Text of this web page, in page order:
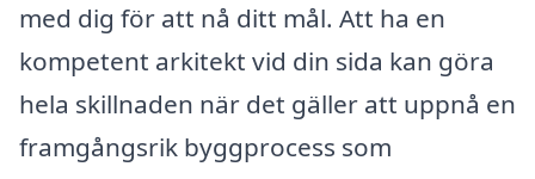
med dig för att nå ditt mål. Att ha en
kompetent arkitekt vid din sida kan göra
hela skillnaden när det gäller att uppnå en
framgångsrik byggprocess som